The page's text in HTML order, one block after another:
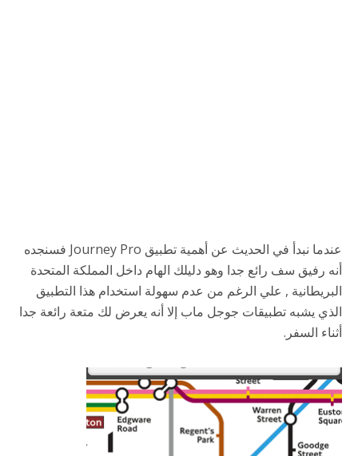
عندما نبدأ في الحديث عن أهمية تطبيق Journey Pro فسنجده
أنه رفيق سف رائع جدا وهو دليلك الهام داخل المملكة المتحدة
البريطانية , علي الرغم من عدم سهولة استخدام هذا التطبيق
الذي يشبه تطبيقات جوجل ماب إلا أنه يعرض لك متعة رائعة جدا
أثناء السفر.